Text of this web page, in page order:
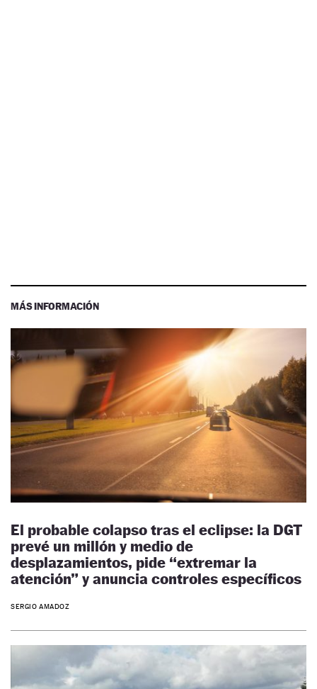
MÁS INFORMACIÓN
El probable colapso tras el eclipse: la DGT
prevé un millón y medio de
desplazamientos, pide “extremar la
atención” y anuncia controles específicos
SERGIO AMADOZ